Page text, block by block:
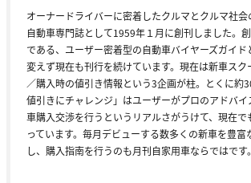
オーナードライバーに密着したクルマとクルマ社
自動車専門誌として1959年１月に創刊しました。
である、ユーザー密着型の自動車バイヤーズガイド
変えず現在も刊行を続けています。現在は新車スク
／購入時の値引き情報という3企画が柱。とくに約
値引きにチャレンジ」はユーザーがプロのアドバ
車購入交渉を行うというリアルさがうけて、現在で
っています。毎月デビューする数多くの新車を豊富
し、購入指南を行うのも月刊自家用車ならではです。